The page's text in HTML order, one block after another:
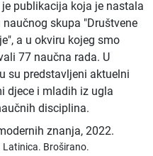
publikacija koja je nastala
naučnog skupa "Društvene
a u okviru kojeg smo
77 naučna rada. U
su predstavljeni aktuelni
djece i mladih iz ugla
disciplina.
znanja,2022.
Latinica. Broširano.